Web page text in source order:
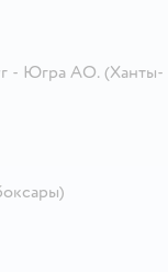
- Югра АО. (Ханты-